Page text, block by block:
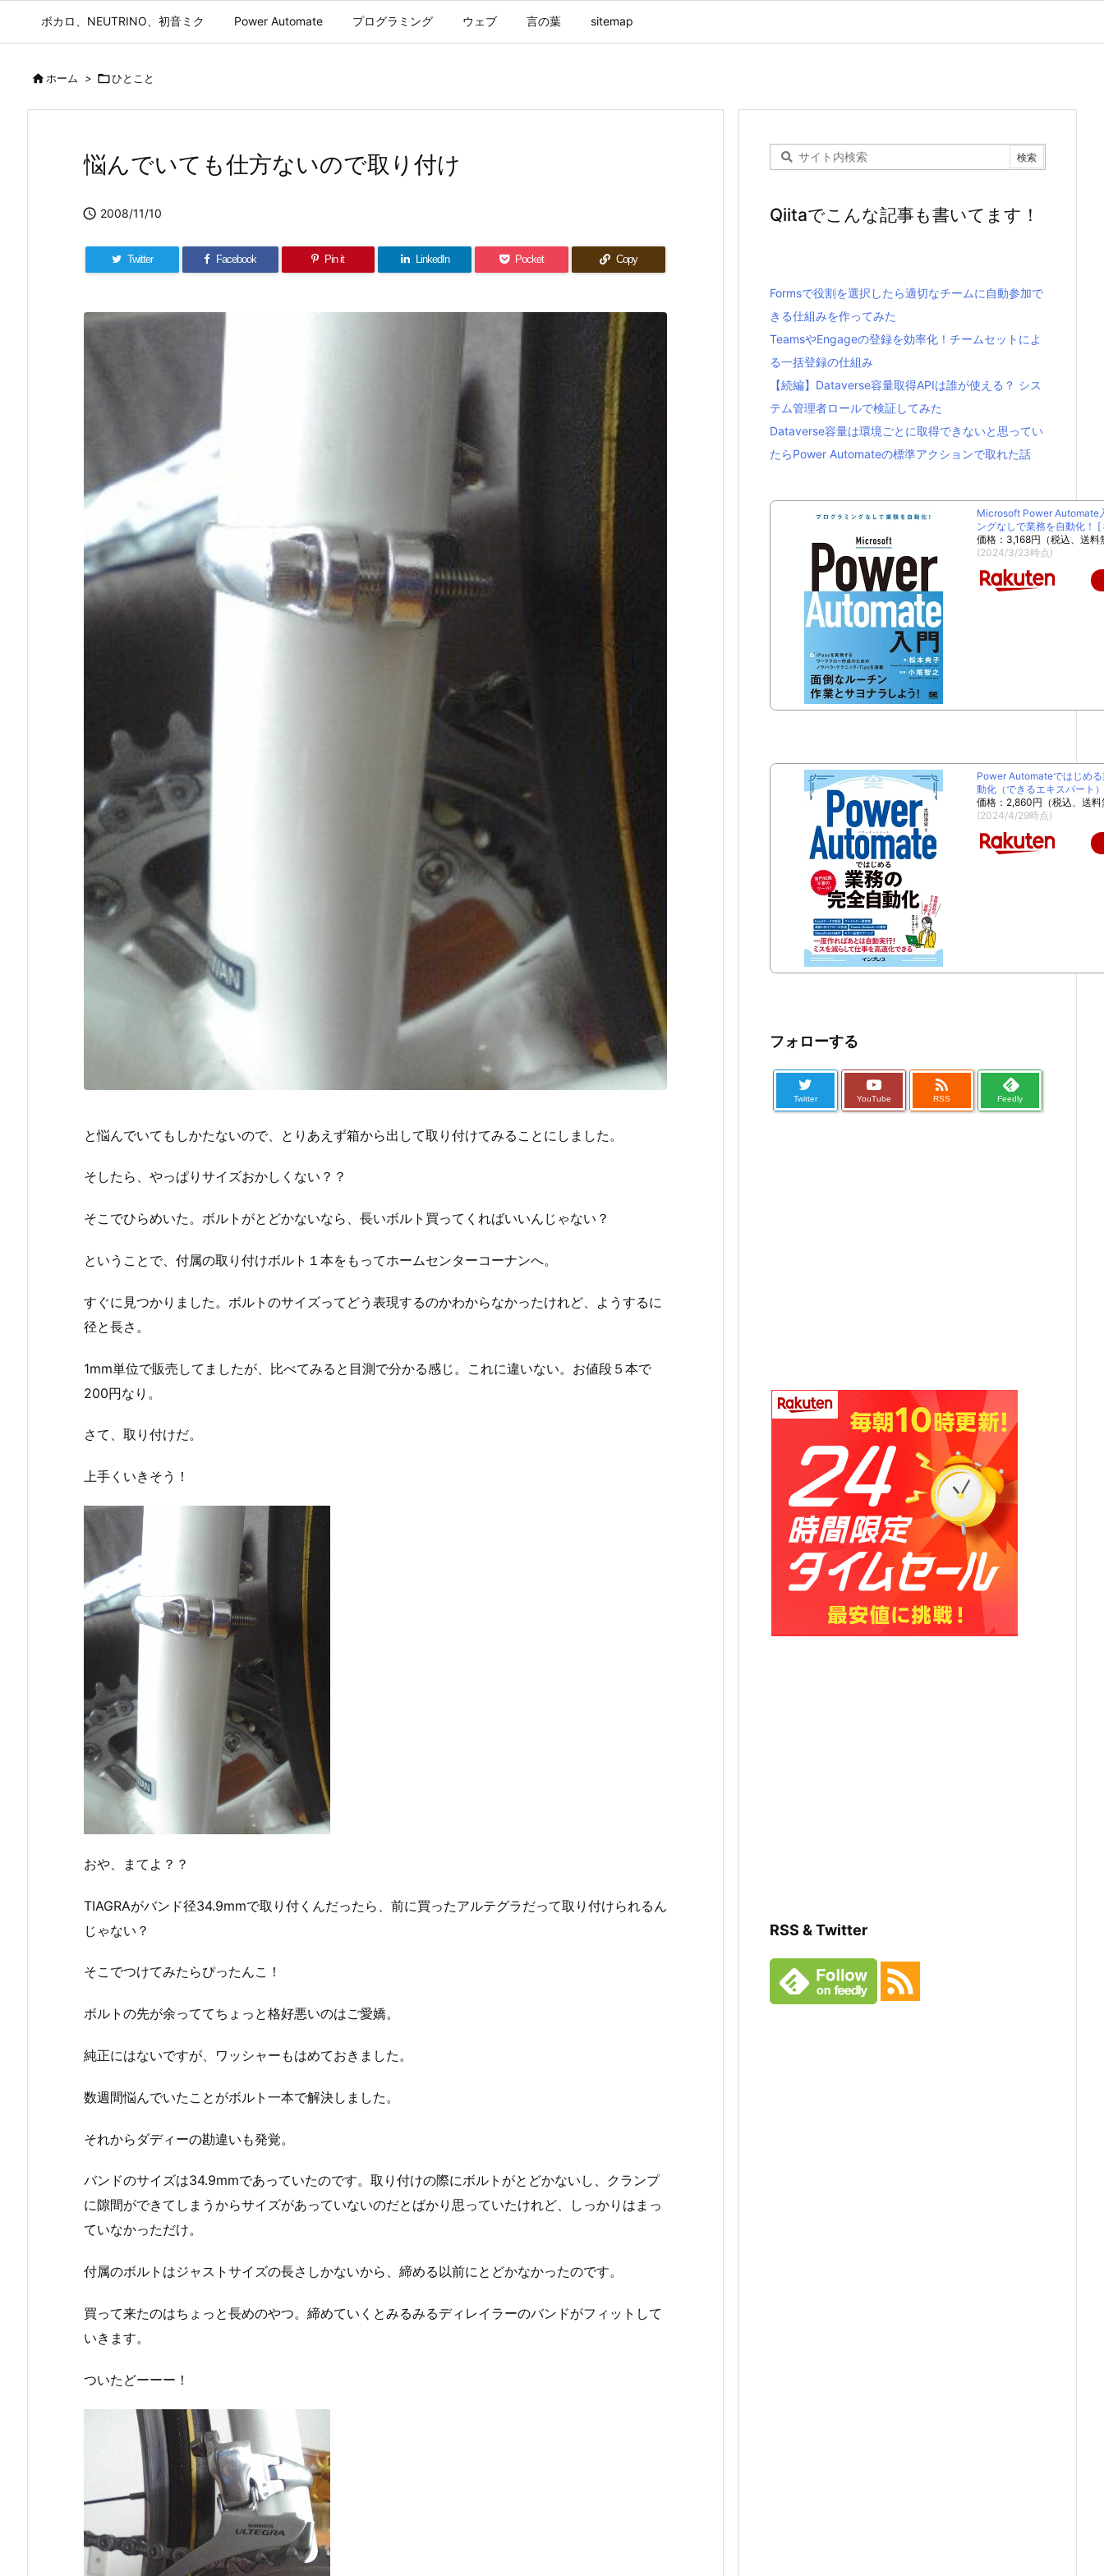
ボカロ、NEUTRINO、初音ミク Power Automate プログラミング ウェブ 言の葉 sitemap
ホーム > ひとこと
悩んでいても仕方ないので取り付け
 2008/11/10
Twitter Facebook Pin it LinkedIn Pocket Copy
と悩んでいてもしかたないので、とりあえず箱から出して取り付けてみることにしました。
そしたら、やっぱりサイズおかしくない？？
そこでひらめいた。ボルトがとどかないなら、長いボルト買ってくればいいんじゃない？
ということで、付属の取り付けボルト１本をもってホームセンターコーナンへ。
すぐに見つかりました。ボルトのサイズってどう表現するのかわからなかったけれど、ようするに
径と長さ。
1mm単位で販売してましたが、比べてみると目測で分かる感じ。これに違いない。お値段５本で
200円なり。
さて、取り付けだ。
上手くいきそう！
おや、まてよ？？
TIAGRAがバンド径34.9mmで取り付くんだったら、前に買ったアルテグラだって取り付けられるん
じゃない？
そこでつけてみたらぴったんこ！
ボルトの先が余っててちょっと格好悪いのはご愛嬌。
純正にはないですが、ワッシャーもはめておきました。
数週間悩んでいたことがボルト一本で解決しました。
それからダディーの勘違いも発覚。
バンドのサイズは34.9mmであっていたのです。取り付けの際にボルトがとどかないし、クランプ
に隙間ができてしまうからサイズがあっていないのだとばかり思っていたけれど、しっかりはまっ
ていなかっただけ。
付属のボルトはジャストサイズの長さしかないから、締める以前にとどかなかったのです。
買って来たのはちょっと長めのやつ。締めていくとみるみるディレイラーのバンドがフィットして
いきます。
ついたどーーー！
Qiitaでこんな記事も書いてます！
Formsで役割を選択したら適切なチームに自動参加で
きる仕組みを作ってみた
TeamsやEngageの登録を効率化！チームセットによ
る一括登録の仕組み
【続編】Dataverse容量取得APIは誰が使える？ シス
テム管理者ロールで検証してみた
Dataverse容量は環境ごとに取得できないと思ってい
たらPower Automateの標準アクションで取れた話
Microsoft Power Automate
ングなしで業務を自動化！ [
価格：3,168円（税込、送料
(2024/3/23時点)
Power Automateではじめ
動化（できるエキスパート
価格：2,860円（税込、送料
(2024/4/29時点)
フォローする
Twitter YouTube

RSS Feedly
RSS & Twitter